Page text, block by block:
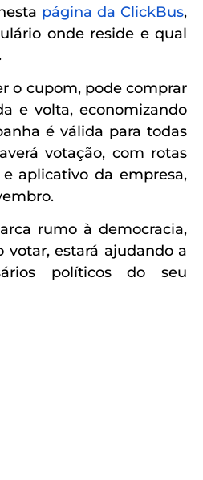
página da ClickBus,
onde reside e qual
o cupom, pode comprar
e volta, economizando
é válida para todas
votação, com rotas
aplicativo da empresa,
rumo à democracia,
votar, estará ajudando a
políticos do seu